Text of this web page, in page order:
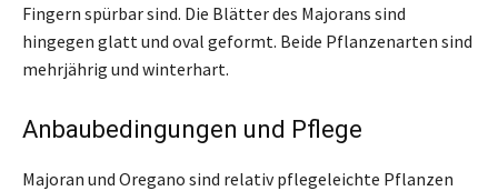
Fingern spürbar sind. Die Blätter des Majorans sind
hingegen glatt und oval geformt. Beide Pflanzenarten sind
mehrjährig und winterhart.
Anbaubedingungen und Pflege
Majoran und Oregano sind relativ pflegeleichte Pflanzen